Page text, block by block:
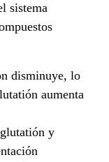
sistema
disminuye, lo
aumenta
y